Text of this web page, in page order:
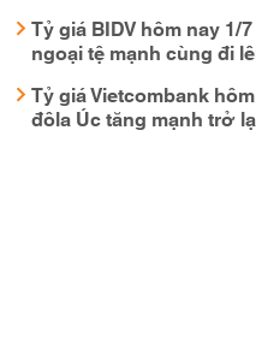
Tỷ giá BIDV hôm nay 1/
ngoại tệ mạnh cùng đi
Tỷ giá Vietcombank
đôla Úc tăng mạnh trở